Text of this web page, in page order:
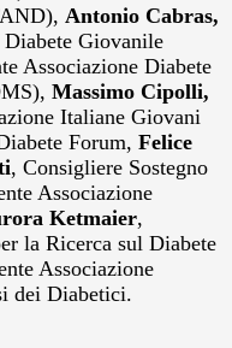
Antonio Cabras,
Diabete Giovanile
Associazione Diabete
Massimo Cipolli,
Italiane Giovani
Forum, Felice
, Consigliere Sostegno
Associazione
Ketmaier,
la Ricerca sul Diabete
Associazione
dei Diabetici.